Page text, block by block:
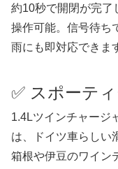
約10秒で開閉が完了
操作可能。信号待ち
雨にも即対応できま
✅ スポーテ
1.4Lツインチャージ
は、ドイツ車らしい
箱根や伊豆のワイン